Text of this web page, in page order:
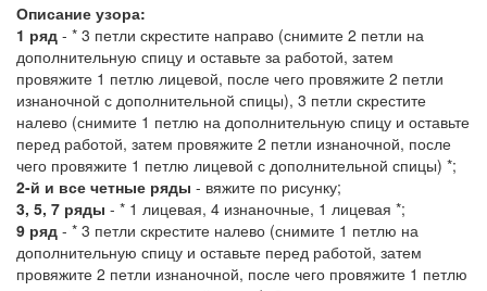
Описание узора:
1 ряд - * 3 петли скрестите направо (снимите 2 петли на
дополнительную спицу и оставьте за работой, затем
провяжите 1 петлю лицевой, после чего провяжите 2 петли
изнаночной с дополнительной спицы), 3 петли скрестите
налево (снимите 1 петлю на дополнительную спицу и оставьте
перед работой, затем провяжите 2 петли изнаночной, после
чего провяжите 1 петлю лицевой с дополнительной спицы) *;
2-й и все четные ряды - вяжите по рисунку;
3, 5, 7 ряды - * 1 лицевая, 4 изнаночные, 1 лицевая *;
9 ряд - * 3 петли скрестите налево (снимите 1 петлю на
дополнительную спицу и оставьте перед работой, затем
провяжите 2 петли изнаночной, после чего провяжите 1 петлю